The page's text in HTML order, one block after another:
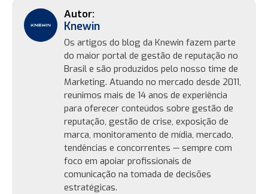
Knewin
Os artigos do blog da Knewin fazem parte
do maior portal de gestão de reputação no
Brasil e são produzidos pelo nosso time de
Marketing. Atuando no mercado desde 2011,
reunimos mais de 14 anos de experiência
para oferecer conteúdos sobre gestão de
reputação, gestão de crise, exposição de
marca, monitoramento de mídia, mercado,
tendências e concorrentes — sempre com
foco em apoiar profissionais de
comunicação na tomada de decisões
estratégicas.